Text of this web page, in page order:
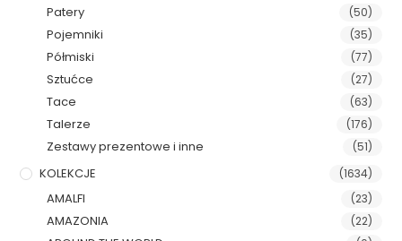
Patery (50)
Pojemniki (35)
Półmiski (77)
Sztućce (27)
Tace (63)
Talerze (176)
Zestawy prezentowe i inne (51)
KOLEKCJE (1634)
AMALFI (23)
AMAZONIA (22)